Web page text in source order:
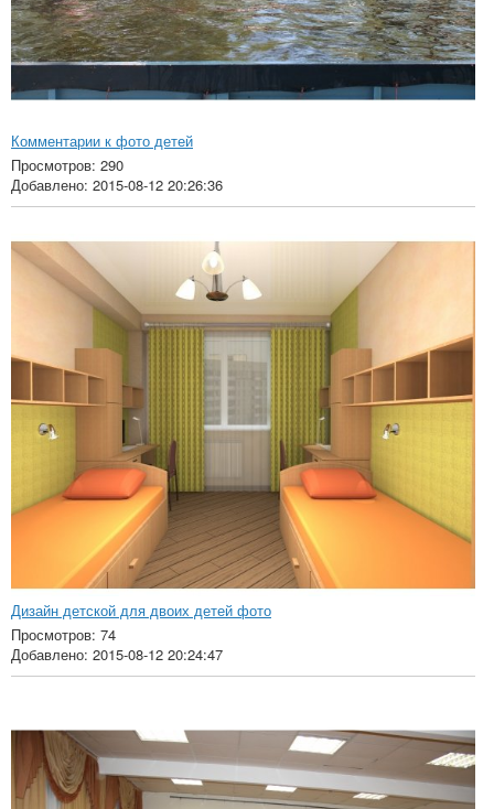
Комментарии к фото детей
Просмотров: 290
Добавлено: 2015-08-12 20:26:36
Дизайн детской для двоих детей фото
Просмотров: 74
Добавлено: 2015-08-12 20:24:47